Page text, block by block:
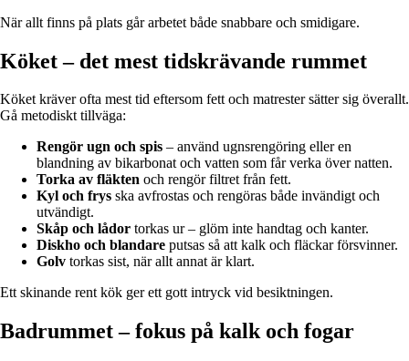
När allt finns på plats går arbetet både snabbare och smidigare.
Köket – det mest tidskrävande rummet
Köket kräver ofta mest tid eftersom fett och matrester sätter sig överallt.
Gå metodiskt tillväga:
Rengör ugn och spis – använd ugnsrengöring eller en
blandning av bikarbonat och vatten som får verka över natten.
Torka av fläkten och rengör filtret från fett.
Kyl och frys ska avfrostas och rengöras både invändigt och
utvändigt.
Skåp och lådor torkas ur – glöm inte handtag och kanter.
Diskho och blandare putsas så att kalk och fläckar försvinner.
Golv torkas sist, när allt annat är klart.
Ett skinande rent kök ger ett gott intryck vid besiktningen.
Badrummet – fokus på kalk och fogar